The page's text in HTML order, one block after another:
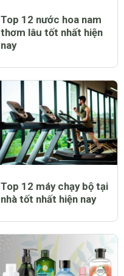
Top 12 nước hoa nam
thơm lâu tốt nhất hiện
nay
Top 12 máy chạy bộ tại
nhà tốt nhất hiện nay